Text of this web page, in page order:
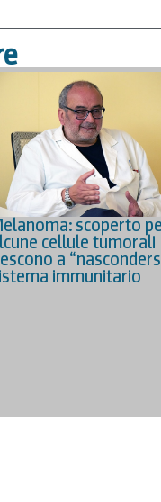
scoperto
cellule tumorali
a
immunitario